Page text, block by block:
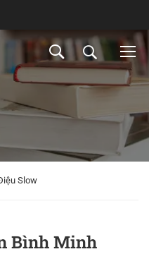
Slow
Bình Minh